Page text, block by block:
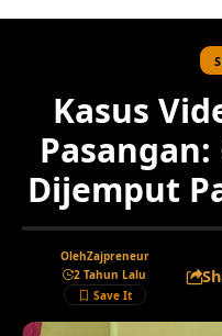
Kasus
Dijemput
OlehZajpreneur
2 Tahun Lalu